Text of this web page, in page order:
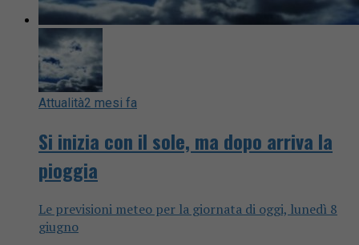
Attualità2 mesi fa
Si inizia con il sole, ma dopo arriva la
pioggia
Le previsioni meteo per la giornata di oggi, lunedì 8
giugno